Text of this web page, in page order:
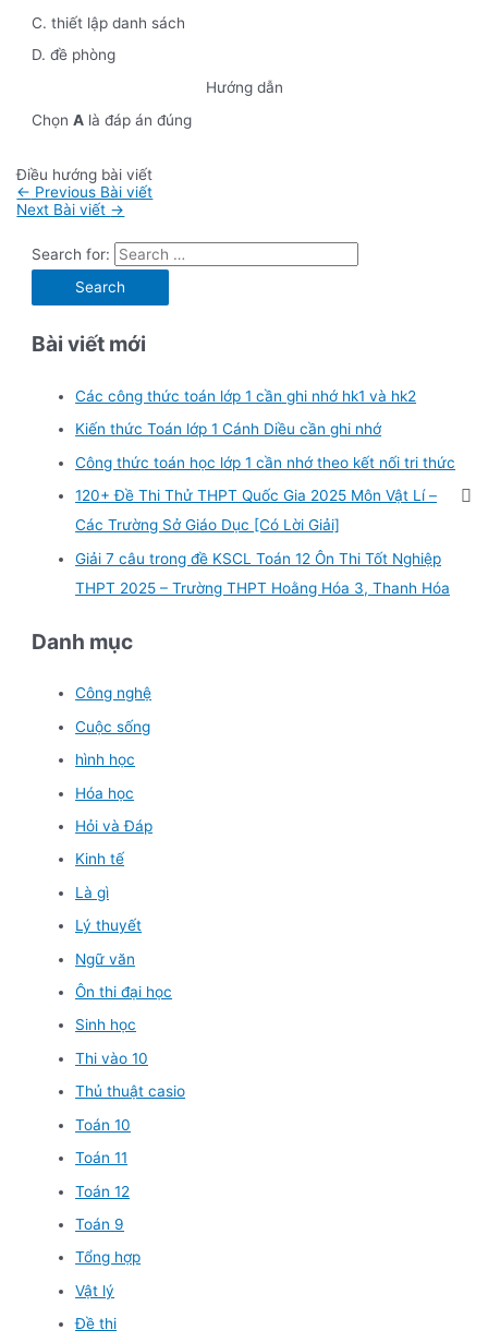
C. thiết lập danh sách
D. đề phòng
Hướng dẫn
ChọnA là đáp án đúng
Điều hướng bài viết
← Previous Bài viết
Next Bài viết →
Search for:
Bài viết mới
Các công thức toán lớp 1 cần ghi nhớ hk1 và hk2
Kiến thức Toán lớp 1 Cánh Diều cần ghi nhớ
Công thức toán học lớp 1 cần nhớ theo kết nối tri thức
120+ Đề Thi Thử THPT Quốc Gia 2025 Môn Vật Lí –
Các Trường Sở Giáo Dục [Có Lời Giải]
Giải 7 câu trong đề KSCL Toán 12 Ôn Thi Tốt Nghiệp
THPT 2025 – Trường THPT Hoằng Hóa 3, Thanh Hóa
Danh mục
Công nghệ
Cuộc sống
hình học
Hóa học
Hỏi và Đáp
Kinh tế
Là gì
Lý thuyết
Ngữ văn
Ôn thi đại học
Sinh học
Thi vào 10
Thủ thuật casio
Toán 10
Toán 11
Toán 12
Toán 9
Tổng hợp
Vật lý
Đề thi